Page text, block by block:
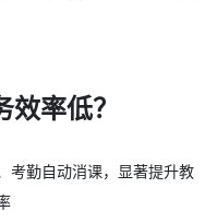
率低？
考勤自动消课，显著提升教